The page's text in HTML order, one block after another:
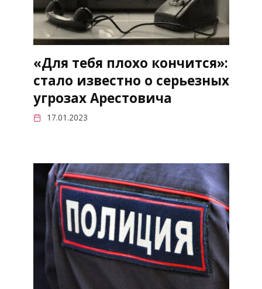
«Для тебя плохо кончится»:
стало известно о серьезных
угрозах Арестовича
17.01.2023